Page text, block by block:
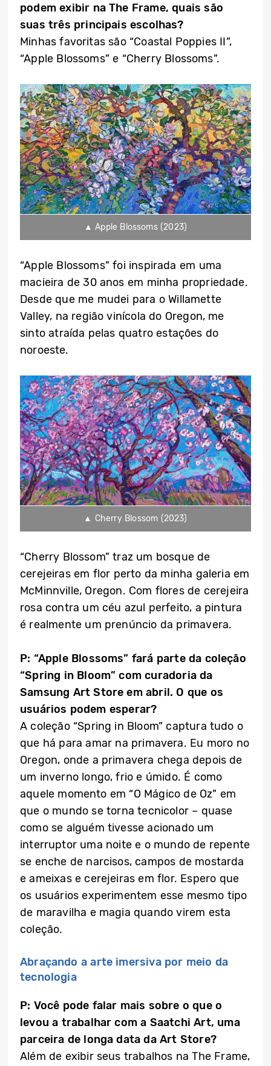
podem exibir na The Frame, quais são
suas três principais escolhas?
Minhas favoritas são “Coastal Poppies II”,
“Apple Blossoms” e “Cherry Blossoms”.
▲ Apple Blossoms (2023)
“Apple Blossoms” foi inspirada em uma
macieira de 30 anos em minha propriedade.
Desde que me mudei para o Willamette
Valley, na região vinícola do Oregon, me
sinto atraída pelas quatro estações do
noroeste.
▲ Cherry Blossom (2023)
“Cherry Blossom” traz um bosque de
cerejeiras em flor perto da minha galeria em
McMinnville, Oregon. Com flores de cerejeira
rosa contra um céu azul perfeito, a pintura
é realmente um prenúncio da primavera.
P: “Apple Blossoms” fará parte da coleção
“Spring in Bloom” com curadoria da
Samsung Art Store em abril. O que os
usuários podem esperar?
A coleção “Spring in Bloom” captura tudo o
que há para amar na primavera. Eu moro no
Oregon, onde a primavera chega depois de
um inverno longo, frio e úmido. É como
aquele momento em “O Mágico de Oz” em
que o mundo se torna tecnicolor – quase
como se alguém tivesse acionado um
interruptor uma noite e o mundo de repente
se enche de narcisos, campos de mostarda
e ameixas e cerejeiras em flor. Espero que
os usuários experimentem esse mesmo tipo
de maravilha e magia quando virem esta
coleção.
Abraçando a arte imersiva por meio da
tecnologia
P: Você pode falar mais sobre o que o
levou a trabalhar com a Saatchi Art, uma
parceira de longa data da Art Store?
Além de exibir seus trabalhos na The Frame,